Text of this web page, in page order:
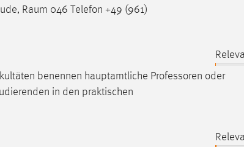
Raum 046 Telefon +49 (961)
benennen hauptamtliche Professoren oder
in den praktischen